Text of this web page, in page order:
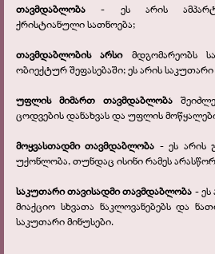
თავმდაბლობა - ეს არის
ქრისტიანული სათნოება;
თავმდაბლობის არსი მდგომარეობს
ობიექტურ შეფასებაში; ეს არის
უფლის მიმართ თავმდაბლობა
ცოდვების დანახვას და უფლის
მოყვასთადმი თავმდაბლობა - ეს არის
უქონლობა, თუნდაც ისინი რამეს
საკუთარი თავისადმი თავმდაბლობა -
მიაქციო სხვათა ნაკლოვანებებს და
საკუთარი მინუსები.